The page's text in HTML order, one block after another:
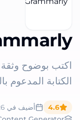
الكتابة المدعوم
4.6 أضيف في